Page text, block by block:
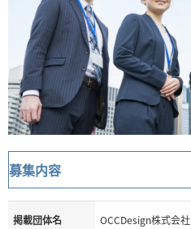
募集内容
掲載団体名 OCCDesign株式会社